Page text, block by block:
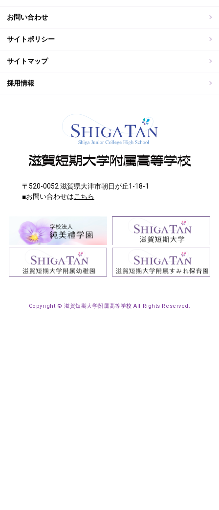
学校行事
同窓会事務局よりお知らせ
同窓会報（すみれ）、すみれweb
ご住所変更
お問い合わせ
サイトポリシー
サイトマップ
採用情報
〒520-0052 滋賀県大津市朝日が丘1-18-1
■お問い合わせはこちら
Copyright © 滋賀短期大学附属高等学校 All Rights Reserved.